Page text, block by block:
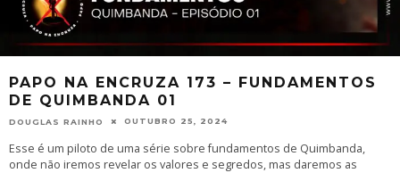
PAPO NA ENCRUZA 173 – FUNDAMENTOS
DE QUIMBANDA 01
DOUGLAS RAINHO OUTUBRO 25, 2024
Esse é um piloto de uma série sobre fundamentos de Quimbanda,
onde não iremos revelar os valores e segredos, mas daremos as